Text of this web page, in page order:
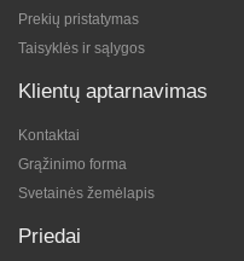
Prekių pristatymas
Taisyklės ir sąlygos
Klientų aptarnavimas
Kontaktai
Grąžinimo forma
Svetainės žemėlapis
Priedai